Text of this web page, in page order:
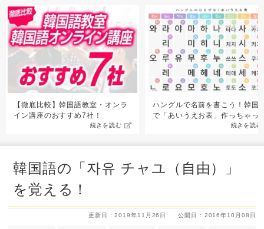
【徹底比較】韓国語教室・オンラ
イン講座のおすすめ7社！
続きを読む
ハングルで名前を書こう！韓国
で「あいうえお表」作っちゃっ
続きを読む
韓国語の「자유 チャユ（自由）」
を覚える！
公開日 : 2016年10月08日
更新日 : 2019年11月26日